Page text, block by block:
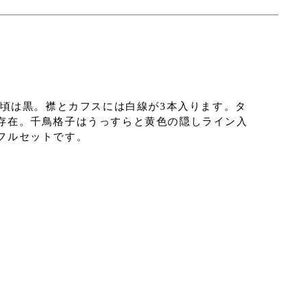
は黒。襟とカフスには白線が3本入ります。タ
。千鳥格子はうっすらと黄色の隠しライン入
セットです。